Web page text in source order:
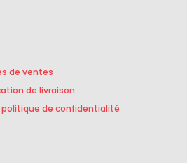
de ventes
de livraison
de confidentialité